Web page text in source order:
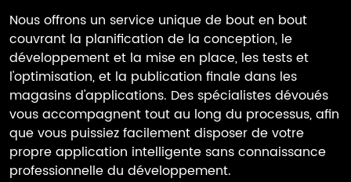
Nous offrons un service unique de bout en bout
couvrant la planification de la conception, le
développement et la mise en place, les tests et
l'optimisation, et la publication finale dans les
magasins d'applications. Des spécialistes dévoués
vous accompagnent tout au long du processus, afin
que vous puissiez facilement disposer de votre
propre application intelligente sans connaissance
professionnelle du développement.